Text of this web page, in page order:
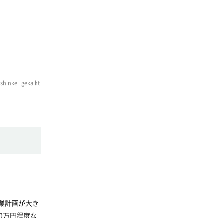
計画が大き
万円程度な